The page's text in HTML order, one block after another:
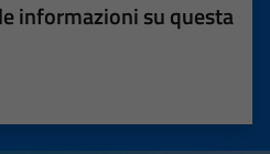
informazioni su questa
su 5
su 5